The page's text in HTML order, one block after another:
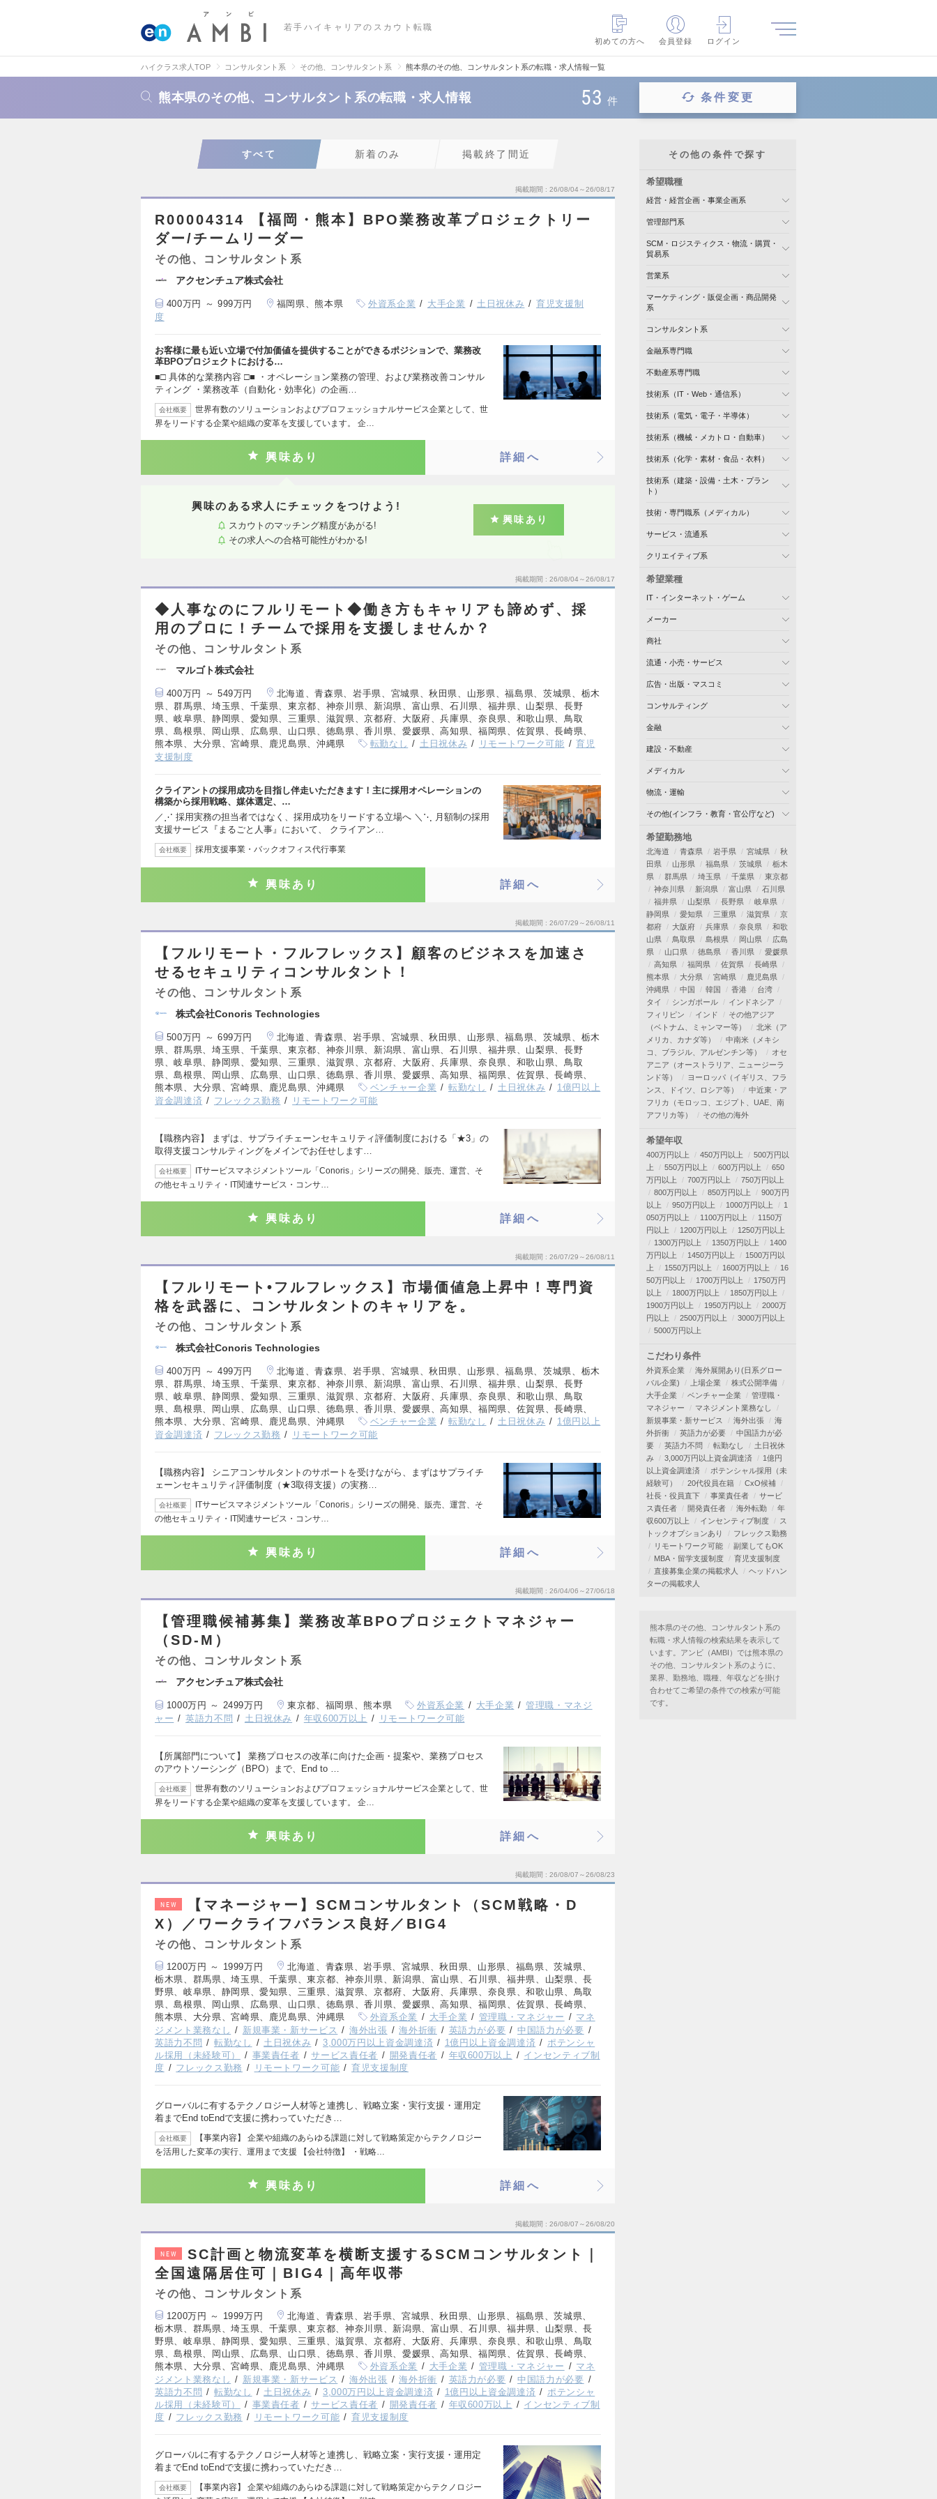
若手ハイキャリアのスカウト転職
初めての方へ
会員登録 ログイン
ハイクラス求人TOP コンサルタント系 その他、コンサルタント系 熊本県のその他、コンサルタント系の転職・求人情報一覧
熊本県のその他、コンサルタント系の転職・求人情報 53 件 条件変更
すべて 新着のみ 掲載終了間近
掲載期間 26/08/04～26/08/17
R00004314 【福岡・熊本】BPO業務改革プロジェクトリー
ダー/チームリーダー
その他、コンサルタント系
アクセンチュア株式会社
400万円 ～ 999万円 福岡県、熊本県 外資系企業 大手企業 土日祝休み
育児支援制
度
お客様に最も近い立場で付加価値を提供することができるポジションで、業務改
革BPOプロジェクトにおける…
■□ 具体的な業務内容 □■ ・オペレーション業務の管理、および業務改善コンサル
ティング ・業務改革（自動化・効率化）の企画…
会社概要
世界有数のソリューションおよびプロフェッショナルサービス企業として、世
界をリードする企業や組織の変革を支援しています。 企…
興味あり 詳細へ
興味のある求人にチェックをつけよう!
スカウトのマッチング精度があがる!
その求人への合格可能性がわかる!
興味あり
掲載期間 26/08/04～26/08/17
◆人事なのにフルリモート◆働き方もキャリアも諦めず、採
用のプロに！チームで採用を支援しませんか？
その他、コンサルタント系
マルゴト株式会社
400万円 ～ 549万円
北海道、青森県、岩手県、宮城県、秋田県、山形県、福島県、茨城県、栃木
県、群馬県、埼玉県、千葉県、東京都、神奈川県、新潟県、富山県、石川県、福井県、山梨県、長野
県、岐阜県、静岡県、愛知県、三重県、滋賀県、京都府、大阪府、兵庫県、奈良県、和歌山県、鳥取
県、島根県、岡山県、広島県、山口県、徳島県、香川県、愛媛県、高知県、福岡県、佐賀県、長崎県、
熊本県、大分県、宮崎県、鹿児島県、沖縄県
転勤なし 土日祝休み リモートワーク可能
育児
支援制度
クライアントの採用成功を目指し伴走いただきます！主に採用オペレーションの
構築から採用戦略、媒体選定、…
／⋰ 採用実務の担当者ではなく、採用成功をリードする立場へ ＼⋱ 月額制の採用
支援サービス『まるごと人事』において、 クライアン…
会社概要 採用支援事業・バックオフィス代行事業
興味あり 詳細へ
掲載期間 26/07/29～26/08/11
【フルリモート・フルフレックス】顧客のビジネスを加速さ
せるセキュリティコンサルタント！
その他、コンサルタント系
株式会社Conoris Technologies
500万円 ～ 699万円
北海道、青森県、岩手県、宮城県、秋田県、山形県、福島県、茨城県、栃木
県、群馬県、埼玉県、千葉県、東京都、神奈川県、新潟県、富山県、石川県、福井県、山梨県、長野
県、岐阜県、静岡県、愛知県、三重県、滋賀県、京都府、大阪府、兵庫県、奈良県、和歌山県、鳥取
県、島根県、岡山県、広島県、山口県、徳島県、香川県、愛媛県、高知県、福岡県、佐賀県、長崎県、
熊本県、大分県、宮崎県、鹿児島県、沖縄県
ベンチャー企業 転勤なし 土日祝休み
1億円以上
資金調達済
フレックス勤務 リモートワーク可能
【職務内容】 まずは、サプライチェーンセキュリティ評価制度における「★3」の
取得支援コンサルティングをメインでお任せします…
会社概要
ITサービスマネジメントツール「Conoris」シリーズの開発、販売、運営、そ
の他セキュリティ・IT関連サービス・コンサ…
興味あり 詳細へ
掲載期間 26/07/29～26/08/11
【フルリモート•フルフレックス】市場価値急上昇中！専門資
格を武器に、コンサルタントのキャリアを。
その他、コンサルタント系
株式会社Conoris Technologies
400万円 ～ 499万円
北海道、青森県、岩手県、宮城県、秋田県、山形県、福島県、茨城県、栃木
県、群馬県、埼玉県、千葉県、東京都、神奈川県、新潟県、富山県、石川県、福井県、山梨県、長野
県、岐阜県、静岡県、愛知県、三重県、滋賀県、京都府、大阪府、兵庫県、奈良県、和歌山県、鳥取
県、島根県、岡山県、広島県、山口県、徳島県、香川県、愛媛県、高知県、福岡県、佐賀県、長崎県、
熊本県、大分県、宮崎県、鹿児島県、沖縄県
ベンチャー企業 転勤なし 土日祝休み
1億円以上
資金調達済
フレックス勤務 リモートワーク可能
【職務内容】 シニアコンサルタントのサポートを受けながら、まずはサプライチ
ェーンセキュリティ評価制度（★3取得支援）の実務…
会社概要
ITサービスマネジメントツール「Conoris」シリーズの開発、販売、運営、そ
の他セキュリティ・IT関連サービス・コンサ…
興味あり 詳細へ
掲載期間 26/04/06～27/06/18
【管理職候補募集】業務改革BPOプロジェクトマネジャー
（SD-M）
その他、コンサルタント系
アクセンチュア株式会社
1000万円 ～ 2499万円 東京都、福岡県、熊本県 外資系企業 大手企業
管理職・マネジ
ャー
英語力不問 土日祝休み 年収600万以上 リモートワーク可能
【所属部門について】 業務プロセスの改革に向けた企画・提案や、業務プロセス
のアウトソーシング（BPO）まで、End to …
会社概要
世界有数のソリューションおよびプロフェッショナルサービス企業として、世
界をリードする企業や組織の変革を支援しています。 企…
興味あり 詳細へ
掲載期間 26/08/07～26/08/23
NEW
【マネージャー】SCMコンサルタント（SCM戦略・D
X）／ワークライフバランス良好／BIG4
その他、コンサルタント系
1200万円 ～ 1999万円
北海道、青森県、岩手県、宮城県、秋田県、山形県、福島県、茨城県、
栃木県、群馬県、埼玉県、千葉県、東京都、神奈川県、新潟県、富山県、石川県、福井県、山梨県、長
野県、岐阜県、静岡県、愛知県、三重県、滋賀県、京都府、大阪府、兵庫県、奈良県、和歌山県、鳥取
県、島根県、岡山県、広島県、山口県、徳島県、香川県、愛媛県、高知県、福岡県、佐賀県、長崎県、
熊本県、大分県、宮崎県、鹿児島県、沖縄県
外資系企業 大手企業 管理職・マネジャー
マネ
ジメント業務なし
新規事業・新サービス 海外出張 海外折衝 英語力が必要
中国語力が必要
英語力不問
転勤なし 土日祝休み 3,000万円以上資金調達済 1億円以上資金調達済
ポテンシャ
ル採用（未経験可）
事業責任者 サービス責任者 開発責任者 年収600万以上
インセンティブ制
度
フレックス勤務 リモートワーク可能 育児支援制度
グローバルに有するテクノロジー人材等と連携し、戦略立案・実行支援・運用定
着までEnd toEndで支援に携わっていただき…
会社概要
【事業内容】 企業や組織のあらゆる課題に対して戦略策定からテクノロジー
を活用した変革の実行、運用まで支援 【会社特徴】 ・戦略…
興味あり 詳細へ
掲載期間 26/08/07～26/08/20
NEW
SC計画と物流変革を横断支援するSCMコンサルタント｜
全国遠隔居住可｜BIG4｜高年収帯
その他、コンサルタント系
1200万円 ～ 1999万円
北海道、青森県、岩手県、宮城県、秋田県、山形県、福島県、茨城県、
栃木県、群馬県、埼玉県、千葉県、東京都、神奈川県、新潟県、富山県、石川県、福井県、山梨県、長
野県、岐阜県、静岡県、愛知県、三重県、滋賀県、京都府、大阪府、兵庫県、奈良県、和歌山県、鳥取
県、島根県、岡山県、広島県、山口県、徳島県、香川県、愛媛県、高知県、福岡県、佐賀県、長崎県、
熊本県、大分県、宮崎県、鹿児島県、沖縄県
外資系企業 大手企業 管理職・マネジャー
マネ
ジメント業務なし
新規事業・新サービス 海外出張 海外折衝 英語力が必要
中国語力が必要
英語力不問
転勤なし 土日祝休み 3,000万円以上資金調達済 1億円以上資金調達済
ポテンシャ
ル採用（未経験可）
事業責任者 サービス責任者 開発責任者 年収600万以上
インセンティブ制
度
フレックス勤務 リモートワーク可能 育児支援制度
グローバルに有するテクノロジー人材等と連携し、戦略立案・実行支援・運用定
着までEnd toEndで支援に携わっていただき…
会社概要
【事業内容】 企業や組織のあらゆる課題に対して戦略策定からテクノロジー
その他の条件で探す
希望職種
経営・経営企画・事業企画系
管理部門系
SCM・ロジスティクス・物流・購買・
貿易系
営業系
マーケティング・販促企画・商品開発
系
コンサルタント系
金融系専門職
不動産系専門職
技術系（IT・Web・通信系）
技術系（電気・電子・半導体）
技術系（機械・メカトロ・自動車）
技術系（化学・素材・食品・衣料）
技術系（建築・設備・土木・プラン
ト）
技術・専門職系（メディカル）
サービス・流通系
クリエイティブ系
希望業種
IT・インターネット・ゲーム
メーカー
商社
流通・小売・サービス
広告・出版・マスコミ
コンサルティング
金融
建設・不動産
メディカル
物流・運輸
その他(インフラ・教育・官公庁など)
希望勤務地
北海道 青森県 岩手県 宮城県
秋
田県
山形県 福島県 茨城県
栃木
県
群馬県 埼玉県 千葉県
東京都
神奈川県
新潟県 富山県
石川県
福井県
山梨県 長野県
岐阜県
静岡県
愛知県 三重県 滋賀県
京
都府
大阪府 兵庫県 奈良県
和歌
山県
鳥取県 島根県 岡山県
広島
県
山口県 徳島県 香川県
愛媛県
高知県
福岡県 佐賀県
長崎県
熊本県
大分県 宮崎県
鹿児島県
沖縄県
中国 韓国 香港
台湾
タイ
シンガポール
インドネシア
フィリピン
インド
その他アジア
（ベトナム、ミャンマー等）
北米（ア
メリカ、カナダ等）
中南米（メキシ
コ、ブラジル、アルゼンチン等）
オセ
アニア（オーストラリア、ニュージーラ
ンド等）
ヨーロッパ（イギリス、フラ
ンス、ドイツ、ロシア等）
中近東・ア
フリカ（モロッコ、エジプト、UAE、南
アフリカ等）
その他の海外
希望年収
400万円以上 450万円以上
500万円以
上
550万円以上 600万円以上
650
万円以上
700万円以上
750万円以上
800万円以上
850万円以上
900万円
以上
950万円以上 1000万円以上
1
050万円以上
1100万円以上
1150万
円以上
1200万円以上
1250万円以上
1300万円以上
1350万円以上
1400
万円以上
1450万円以上
1500万円以
上
1550万円以上 1600万円以上
16
50万円以上
1700万円以上
1750万円
以上
1800万円以上
1850万円以上
1900万円以上
1950万円以上
2000万
円以上
2500万円以上
3000万円以上
5000万円以上
こだわり条件
外資系企業
海外展開あり(日系グロー
バル企業)
上場企業
株式公開準備
大手企業
ベンチャー企業
管理職・
マネジャー
マネジメント業務なし
新規事業・新サービス
海外出張
海
外折衝
英語力が必要
中国語力が必
要
英語力不問 転勤なし
土日祝休
み
3,000万円以上資金調達済
1億円
以上資金調達済
ポテンシャル採用（未
経験可）
20代役員在籍
CxO候補
社長・役員直下
事業責任者
サービ
ス責任者
開発責任者 海外転勤
年
収600万以上
インセンティブ制度
ス
トックオプションあり
フレックス勤務
リモートワーク可能
副業してもOK
MBA・留学支援制度
育児支援制度
直接募集企業の掲載求人
ヘッドハン
ターの掲載求人
熊本県のその他、コンサルタント系の
転職・求人情報の検索結果を表示して
います。アンビ（AMBI）では熊本県の
その他、コンサルタント系のように、
業界、勤務地、職種、年収などを掛け
合わせてご希望の条件での検索が可能
です。